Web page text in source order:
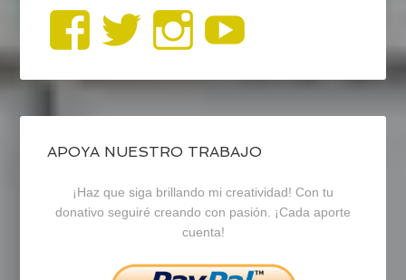
Ver
perfil
de
blogrecursosep
en
Facebook
Ver
perfil
de
recursosep
en
Twitter
Ver
perfil
de
recursosep
en
Instagram
APOYA NUESTRO TRABAJO
¡Haz que siga brillando mi creatividad! Con tu
donativo seguiré creando con pasión. ¡Cada aporte
cuenta!